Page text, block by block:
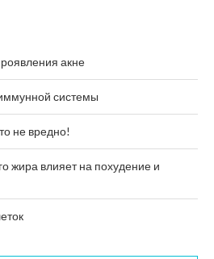
акне
системы
не вредно!
жира влияет на похудение и